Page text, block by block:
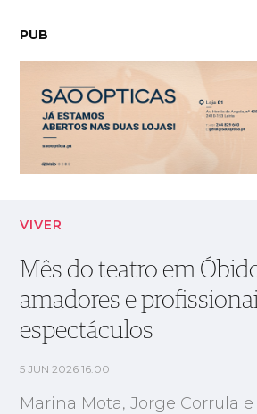
PUB
Mês do teatro em Óbidos junta amadores
espectáculos
VIVER
Mês do teatro em
amadores e
espectáculos
5 JUN 2026 16:00
Marina Mota, Jorge Corrula